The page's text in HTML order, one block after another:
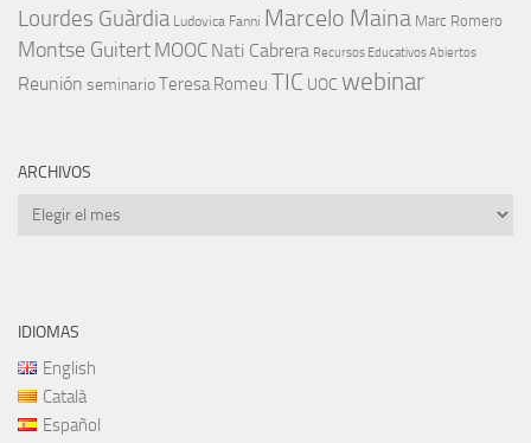
Lourdes Guàrdia Ludovica Fanni Marcelo Maina Marc Romero
Montse Guitert MOOC Nati Cabrera Recursos Educativos Abiertos
Reunión seminarioTeresa Romeu TIC UOC webinar
ARCHIVOS
Archivos
IDIOMAS
English
Català
Español